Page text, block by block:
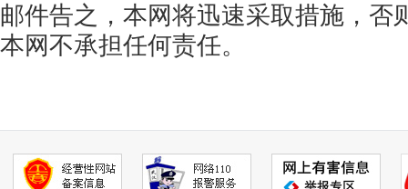
邮件告之，本网将迅速采取措施，否
本网不承担任何责任。